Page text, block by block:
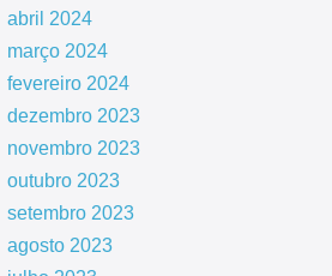
abril 2024
março 2024
fevereiro 2024
dezembro 2023
novembro 2023
outubro 2023
setembro 2023
agosto 2023